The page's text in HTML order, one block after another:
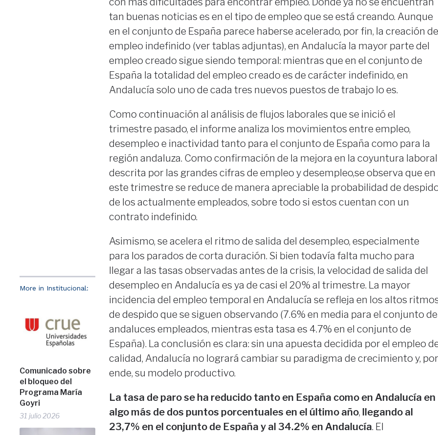
More in Institucional:
Comunicado sobre
el bloqueo del
Programa María
Goyri
31 julio 2026
tan buenas noticias es en el tipo de empleo que se está creando. Aunque
en el conjunto de España parece haberse acelerado, por fin, la creación de
empleo indefinido (ver tablas adjuntas), en Andalucía la mayor parte del
empleo creado sigue siendo temporal: mientras que en el conjunto de
España la totalidad del empleo creado es de carácter indefinido, en
Andalucía solo uno de cada tres nuevos puestos de trabajo lo es.
Como continuación al análisis de flujos laborales que se inició el
trimestre pasado, el informe analiza los movimientos entre empleo,
desempleo e inactividad tanto para el conjunto de España como para la
región andaluza. Como confirmación de la mejora en la coyuntura laboral
descrita por las grandes cifras de empleo y desempleo,se observa que en
este trimestre se reduce de manera apreciable la probabilidad de
de los actualmente empleados, sobre todo si estos cuentan con un
contrato indefinido.
Asimismo, se acelera el ritmo de salida del desempleo, especialmente
para los parados de corta duración. Si bien todavía falta mucho para
llegar a las tasas observadas antes de la crisis, la velocidad de salida del
desempleo en Andalucía es ya de casi el 20% al trimestre. La mayor
incidencia del empleo temporal en Andalucía se refleja en los altos
de despido que se siguen observando (7.6% en media para el conjunto de
andaluces empleados, mientras esta tasa es 4.7% en el conjunto de
España). La conclusión es clara: sin una apuesta decidida por el empleo
calidad, Andalucía no logrará cambiar su paradigma de crecimiento y, por
ende, su modelo productivo.
La tasa de paro se ha reducido tanto en España como en Andalucía en
algo más de dos puntos porcentuales en el último año, llegando al
23,7% en el conjunto de España y al 34.2% en Andalucía. El